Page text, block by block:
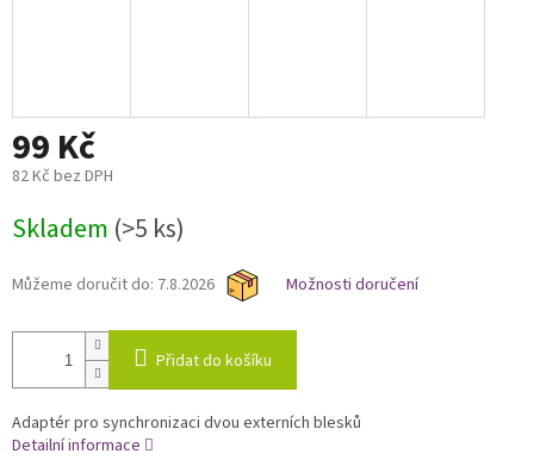
99 Kč
82 Kč bez DPH
cena:
Skladem (>5 ks)
Můžeme doručit do: 7.8.2026 Možnosti doručení
Přidat do košíku
Adaptér pro synchronizaci dvou externích blesků
Detailní informace